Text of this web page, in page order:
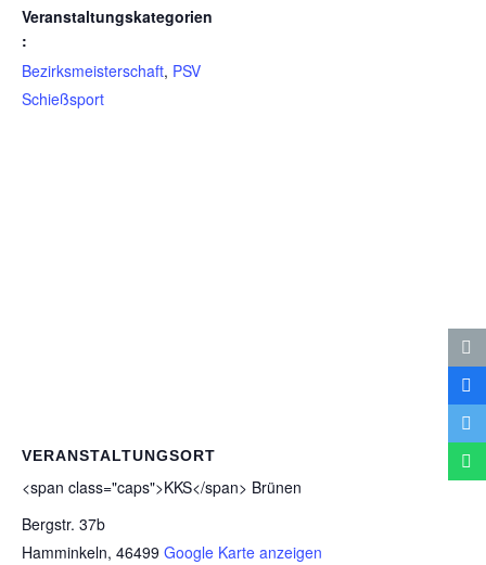
Veranstaltungskategorien
:
Bezirksmeisterschaft, PSV
Schießsport
VERANSTALTUNGSORT
<span class="caps">KKS</span> Brü­nen
Bergstr. 37b
Hamminkeln, 46499 Google Karte anzeigen